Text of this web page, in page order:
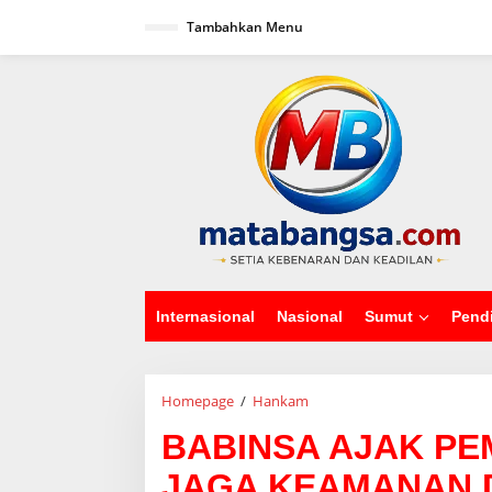
Tambahkan Menu
Internasional Nasional Sumut
Homepage / Hankam
B
I
N
BABINSA AJAK